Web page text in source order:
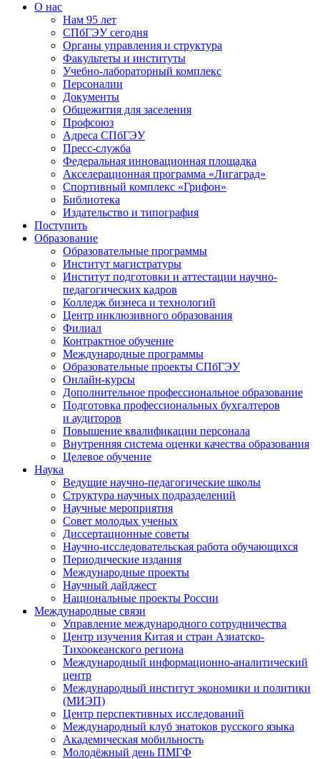
О нас
Нам 95 лет
СПбГЭУ сегодня
Органы управления и структура
Факультеты и институты
Учебно-лабораторный комплекс
Персоналии
Документы
Общежития для заселения
Профсоюз
Адреса СПбГЭУ
Пресс-служба
Федеральная инновационная площадка
Акселерационная программа «Лигаград»­­
Спортивный комплекс «Грифон»
Библиотека
Издательство и типография
Поступить
Образование
Образовательные программы
Институт магистратуры
Институт подготовки и аттестации научно-
педагогических кадров
Колледж бизнеса и технологий
Центр инклюзивного образования
Филиал
Контрактное обучение
Международные программы
Образовательные проекты СПбГЭУ
Онлайн-курсы
Дополнительное профессиональное образование
Подготовка профессиональных бухгалтеров
и аудиторов
Повышение квалификации персонала
Внутренняя система оценки качества образования
Целевое обучение
Наука
Ведущие научно-педагогические школы
Структура научных подразделений
Научные мероприятия
Совет молодых ученых
Диссертационные советы
Научно-исследовательская работа обучающихся
Периодические издания
Международные проекты
Научный дайджест
Национальные проекты России
Международные связи
Управление международного сотрудничества
Центр изучения Китая и стран Азиатско-
Тихоокеанского региона
Международный информационно-аналитический
центр
Международный институт экономики и политики
(МИЭП)
Центр перспективных исследований
Международный клуб знатоков русского языка
Академическая мобильность
Молодёжный день ПМГФ